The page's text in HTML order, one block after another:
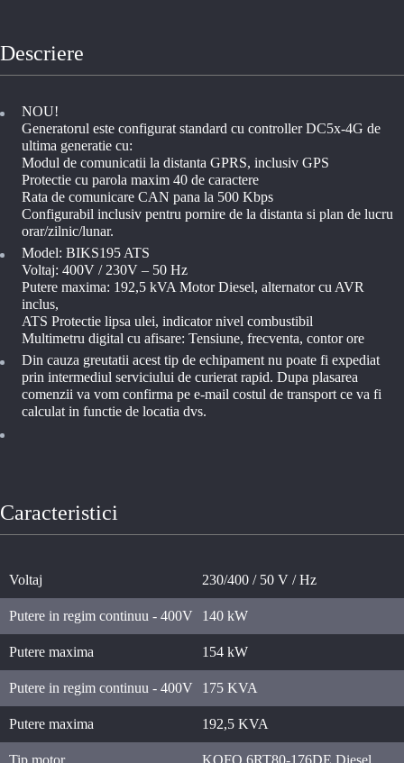
Descriere
NOU!
Generatorul este configurat standard cu controller DC5x-4G de
ultima generatie cu:
Modul de comunicatii la distanta GPRS, inclusiv GPS
Protectie cu parola maxim 40 de caractere
Rata de comunicare CAN pana la 500 Kbps
Configurabil inclusiv pentru pornire de la distanta si plan de lucru
orar/zilnic/lunar.
Model: BIKS195 ATS
Voltaj: 400V / 230V – 50 Hz
Putere maxima: 192,5 kVA Motor Diesel, alternator cu AVR
inclus,
ATS Protectie lipsa ulei, indicator nivel combustibil
Multimetru digital cu afisare: Tensiune, frecventa, contor ore
Din cauza greutatii acest tip de echipament nu poate fi expediat
prin intermediul serviciului de curierat rapid. Dupa plasarea
comenzii va vom confirma pe e-mail costul de transport ce va fi
calculat in functie de locatia dvs.
Caracteristici
Voltaj 230/400 / 50 V / Hz
Putere in regim continuu - 400V 140 kW
Putere maxima 154 kW
Putere in regim continuu - 400V 175 KVA
Putere maxima 192,5 KVA
Tip motor KOFO 6RT80-176DE Diesel